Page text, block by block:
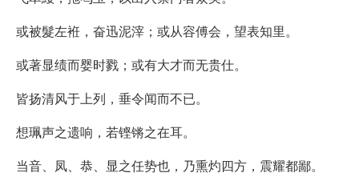
或被髮左袵，奋迅泥滓；或从容傅会，望表知里。
或著显绩而婴时戮；或有大才而无贵仕。
皆扬清风于上列，垂令闻而不已。
想珮声之遗响，若铿锵之在耳。
当音、凤、恭、显之任势也，乃熏灼四方，震耀都鄙。